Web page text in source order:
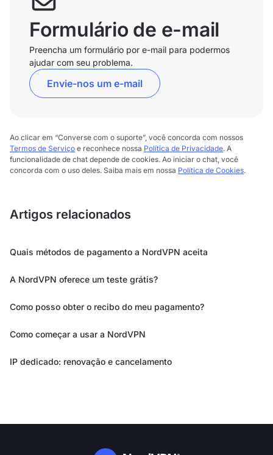
Formulário de e-mail
Preencha um formulário por e-mail para podermos
ajudar com seu problema.
Envie-nos um e-mail
Ao clicar em “Converse com o suporte”, você concorda com nossos
Termos de Serviço e reconhece nossa Política de Privacidade. A
funcionalidade de chat depende de cookies. Ao iniciar o chat, você
concorda com o uso deles. Saiba mais em nossa Política de Cookies.
Artigos relacionados
Quais métodos de pagamento a NordVPN aceita
A NordVPN oferece um teste grátis?
Como posso obter o recibo do meu pagamento?
Como começar a usar a NordVPN
IP dedicado: renovação e cancelamento